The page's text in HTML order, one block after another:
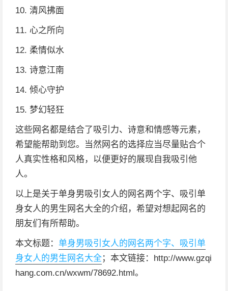
10. 清风拂面
11. 心之所向
12. 柔情似水
13. 诗意江南
14. 倾心守护
15. 梦幻轻狂
这些网名都是结合了吸引力、诗意和情感等元素，
希望能帮助到您。当然网名的选择应当尽量贴合个
人真实性格和风格，以便更好的展现自我吸引他
人。
以上是关于单身男吸引女人的网名两个字、吸引单
身女人的男生网名大全的介绍，希望对想起网名的
朋友们有所帮助。
本文标题： 单身男吸引女人的网名两个字、吸引单
身女人的男生网名大全；本文链接：http://www.gzqi
hang.com.cn/wxwm/78692.html。